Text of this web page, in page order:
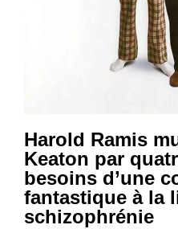
Harold Ramis
Keaton par
besoins d’une
fantastique à la
schizophrénie